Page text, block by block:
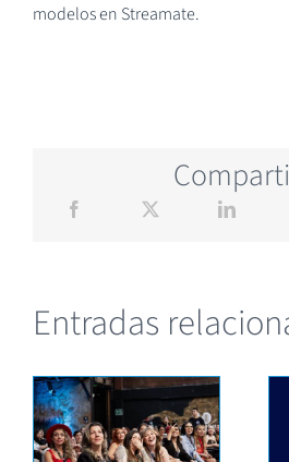
modelos en Streamate.
Entradas